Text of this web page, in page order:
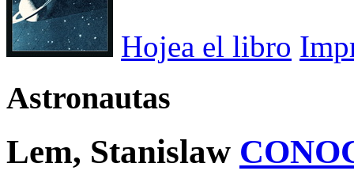
Hojea el libro
Astronautas
Lem, Stanislaw